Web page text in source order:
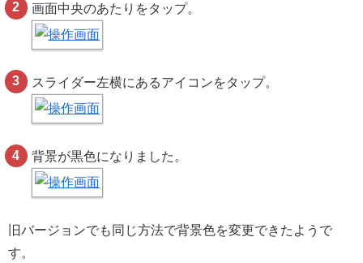
画面中央のあたりをタップ。
スライダー左横にあるアイコンをタップ。
背景が黒色になりました。
旧バージョンでも同じ方法で背景色を変更できたようで
す。